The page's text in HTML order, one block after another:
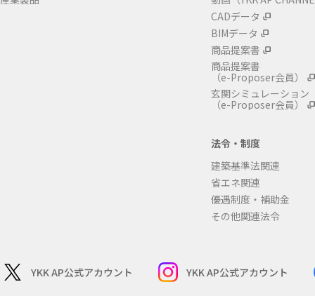
CADデータ
BIMデータ
商品提案書
商品提案書
（e-Proposer会員）
玄関シミュレーション
（e-Proposer会員）
法令・制度
建築基準法関連
省エネ関連
優遇制度・補助金
その他関連法令
YKK AP公式アカウント YKK AP公式アカウント